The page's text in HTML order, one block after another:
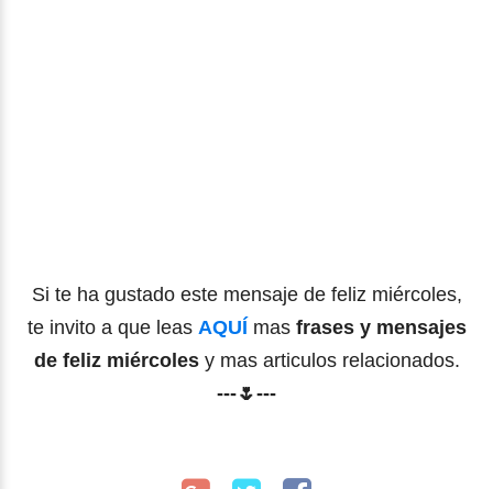
Si te ha gustado este mensaje de feliz miércoles,
te invito a que leas AQUÍ mas frases y mensajes
de feliz miércoles y mas articulos relacionados.
---🌷---